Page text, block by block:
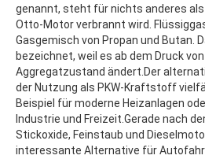
genannt, steht für nichts anderes als
Otto-Motor verbrannt wird.
Gasgemisch von Propan und Butan.
bezeichnet, weil es ab dem Druck
Aggregatzustand ändert.Der
der Nutzung als PKW-Kraftstoff
Beispiel für moderne Heizanlagen
Industrie und Freizeit.Gerade nach
Stickoxide, Feinstaub und
interessante Alternative für